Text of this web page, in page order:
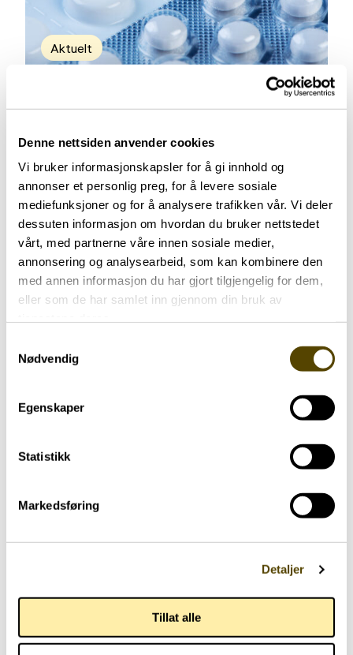
Denne nettsiden anvender cookies
Vi bruker informasjonskapsler for å gi innhold og
annonser et personlig preg, for å levere sosiale
mediefunksjoner og for å analysere trafikken vår. Vi deler
dessuten informasjon om hvordan du bruker nettstedet
vårt, med partnerne våre innen sosiale medier,
annonsering og analysearbeid, som kan kombinere den
med annen informasjon du har gjort tilgjengelig for dem,
eller som de har samlet inn gjennom din bruk av
Nødvendig
Egenskaper
Statistikk
Markedsføring
Detaljer
Tillat alle
Aktuelt
Aktuelt
Fare for svindel
12.05.2025
Aktuelt
Høring om Prioriteringsmeldingen
Landsmøtet i Norges Parkinsonforbund